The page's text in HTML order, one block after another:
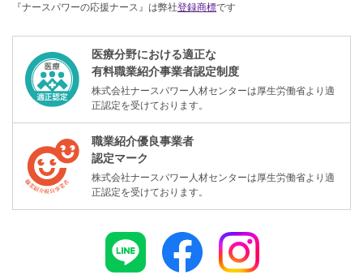
『ナースパワーの応援ナース』は弊社登録商標です
医療分野における適正な
有料職業紹介事業者認定制度
株式会社ナースパワー人材センターは厚生労働省より適
正認定を受けております。
職業紹介優良事業者
認定マーク
株式会社ナースパワー人材センターは厚生労働省より適
正認定を受けております。